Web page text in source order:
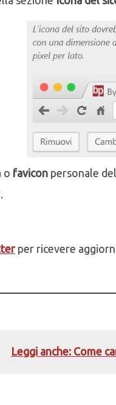
o favicon personale
per ricevere
Leggi anche: Come